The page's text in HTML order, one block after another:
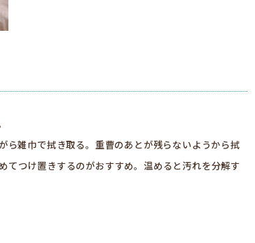
雑巾で拭き取る。重曹のあとが残らないようから拭
てつけ置きするのがおすすめ。温めると汚れを分解す